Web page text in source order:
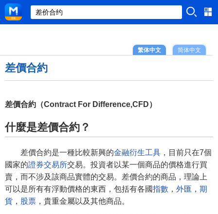
简体中文
繁体中文
差價合約
差價合約（Contract For Difference,CFD）
什麼是差價合約？
差價合約是一種比較新興的金融衍生工具 ，目前只在7個
國家的證券交易所交易。投資者以某一個商品的價格進行買
賣，而不涉及該商品實體的交易。差價合約的商品，理論上
可以是所有有浮動價格的東西，包括有各國指數 ， 外匯 ， 期
貨 ， 股票 ，貴重金屬以及其他商品。